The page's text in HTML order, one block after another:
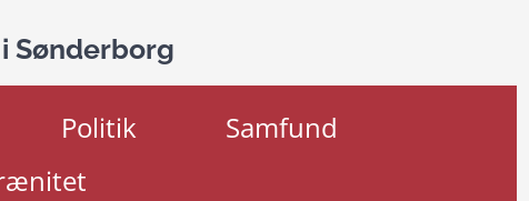
Sønderborg
Politik
Samfund